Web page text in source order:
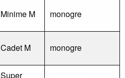
Minime M monogre
Cadet M monogre
Super